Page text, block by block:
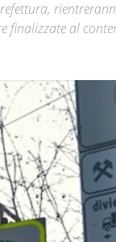
finalizzate al